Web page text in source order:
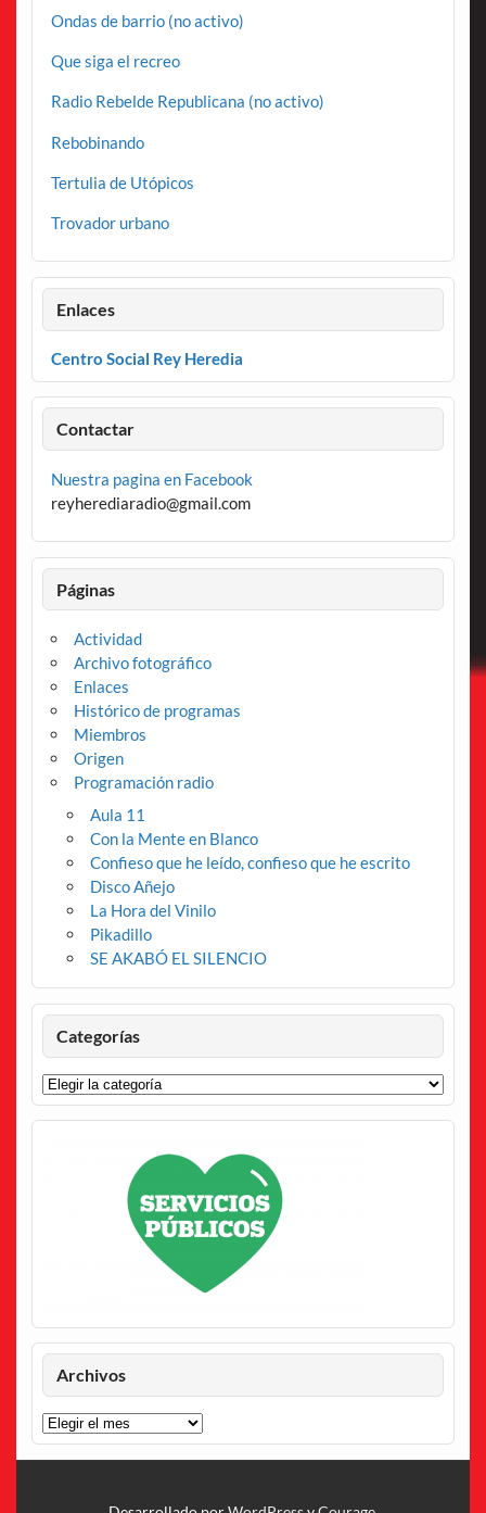
Ondas de barrio (no activo)
Que siga el recreo
Radio Rebelde Republicana (no activo)
Rebobinando
Tertulia de Utópicos
Trovador urbano
Enlaces
Centro Social Rey Heredia
Contactar
Nuestra pagina en Facebook
reyherediaradio@gmail.com
Páginas
Actividad
Archivo fotográfico
Enlaces
Histórico de programas
Miembros
Origen
Programación radio
Aula 11
Con la Mente en Blanco
Confieso que he leído, confieso que he escrito
Disco Añejo
La Hora del Vinilo
Pikadillo
SE AKABÓ EL SILENCIO
Categorías
Categorías
Archivos
Archivos